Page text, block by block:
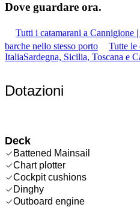
Dove guardare ora.
Tutti i catamarani a Cannigione
barche nello stesso porto
Tutte le
ItaliaSardegna, Sicilia, Toscana e
Dotazioni
Deck
Battened Mainsail
Chart plotter
Cockpit cushions
Dinghy
Outboard engine